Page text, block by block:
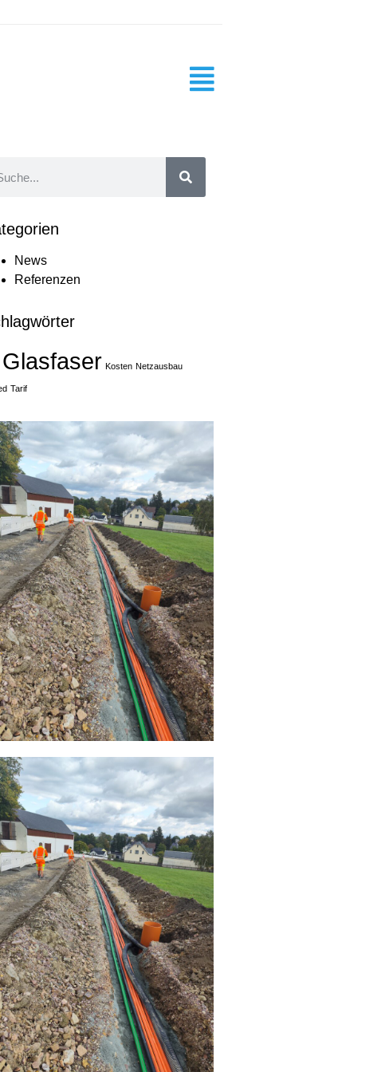
News
Referenzen
Glasfaser Kosten Netzausbau
Tarif